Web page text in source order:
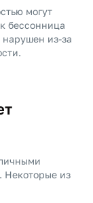
могут
бессонница
из-за
Некоторые из